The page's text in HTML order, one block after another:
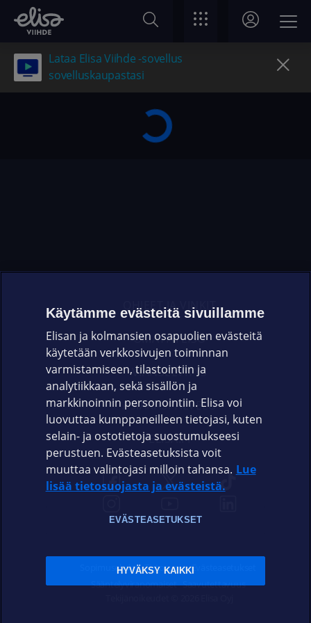
Lataa Elisa Viihde -sovellus
sovelluskaupastasi
OHJEET JA VINKIT
OMAYHTEISÖ
VIANSELVITYS
ASIAKASPALVELU
ELISA.FI
Sopimusehdot Tietosuoja Evästeasetukset
Sääntelyviranomaiset Saavutettavuus
Käytämme evästeitä sivuillamme
Elisan ja kolmansien osapuolien evästeitä
käytetään verkkosivujen toiminnan
varmistamiseen, tilastointiin ja
analytiikkaan, sekä sisällön ja
markkinoinnin personointiin. Elisa voi
luovuttaa kumppaneilleen tietojasi, kuten
selain- ja ostotietoja suostumukseesi
perustuen. Evästeasetuksista voit
muuttaa valintojasi milloin tahansa. Lue
lisää tietosuojasta ja evästeistä.
EVÄSTEASETUKSET
HYVÄKSY KAIKKI